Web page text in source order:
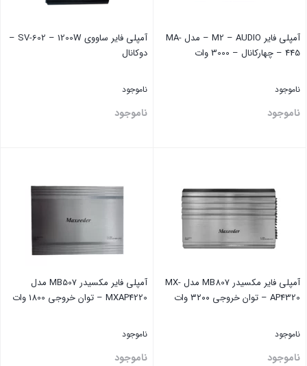
آمپلی فایر M2 – AUDIO – مدل MA-
445 – چهارکانال – 3000 وات
ناموجود
ناموجود
آمپلی فایر ساووی SV-602 – 1200W –
دوکانال
ناموجود
ناموجود
آمپلی فایر مکسیدر MB807 مدل MX-
AP4320 – توان خروجی ۳۲۰۰ وات
ناموجود
ناموجود
آمپلی فایر مکسیدر MB507 مدل
MXAP4220 – توان خروجی 1800 وات
ناموجود
ناموجود